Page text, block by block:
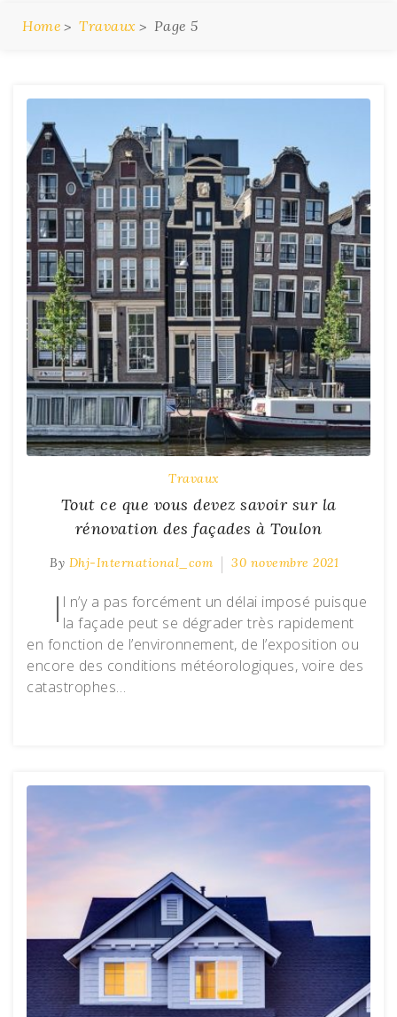
Home Travaux Page 5
Travaux
Tout ce que vous devez savoir sur la
rénovation des façades à Toulon
By Dhj-International_com 30 novembre 2021
I l n’y a pas forcément un délai imposé puisque
la façade peut se dégrader très rapidement
en fonction de l’environnement, de l’exposition ou
encore des conditions météorologiques, voire des
catastrophes…